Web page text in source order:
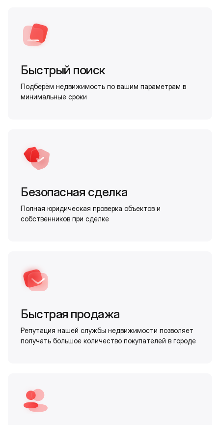
Быстрый поиск
Подберём недвижимость по вашим параметрам в
минимальные сроки
Безопасная сделка
Полная юридическая проверка объектов и
собственников при сделке
Быстрая продажа
Репутация нашей службы недвижимости позволяет
получать большое количество покупателей в городе